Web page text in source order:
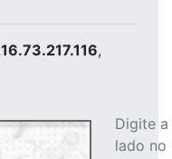
,
Digite
lado no